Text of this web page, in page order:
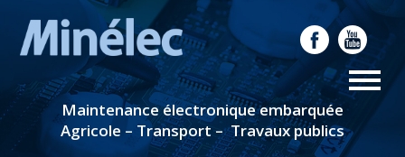
Maintenance électronique embarquée
Agricole – Transport – Travaux publics